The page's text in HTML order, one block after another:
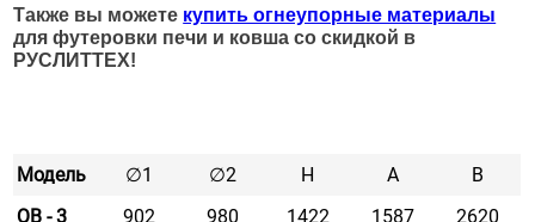
Также вы можете купить огнеупорные материалы
для футеровки печи и ковша со скидкой в
РУСЛИТТЕХ!
Модель ∅1 ∅2 Н А
В
QB - 3
902 980 1422 1587 2620